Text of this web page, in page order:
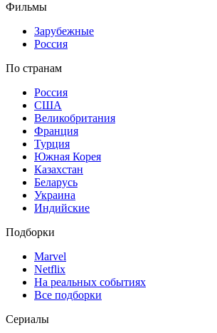
Фильмы
Зарубежные
Россия
По странам
Россия
США
Великобритания
Франция
Турция
Южная Корея
Казахстан
Беларусь
Украина
Индийские
Подборки
Marvel
Netflix
На реальных событиях
Все подборки
Сериалы